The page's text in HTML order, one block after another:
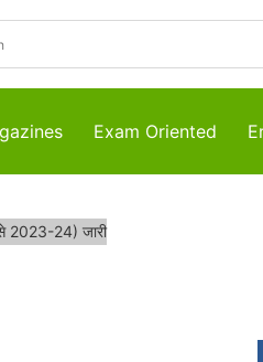
Exam Oriented
से 2023-24) जारी